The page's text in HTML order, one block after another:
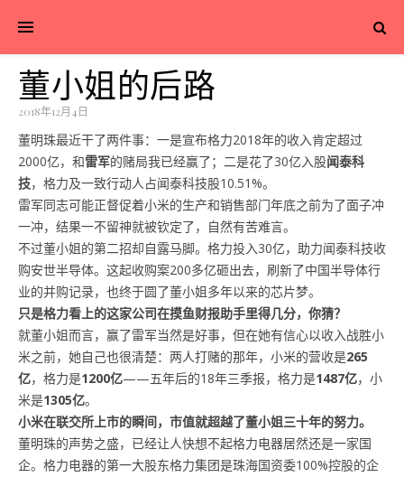
董小姐的后路
2018年12月4日
董明珠最近干了两件事：一是宣布格力2018年的收入肯定超过
2000亿，和雷军的赌局我已经赢了；二是花了30亿入股闻泰科
技，格力及一致行动人占闻泰科技股10.51%。
雷军同志可能正督促着小米的生产和销售部门年底之前为了面子冲
一冲，结果一不留神就被钦定了，自然有苦难言。
不过董小姐的第二招却自露马脚。格力投入30亿，助力闻泰科技收
购安世半导体。这起收购案200多亿砸出去，刷新了中国半导体行
业的并购记录，也终于圆了董小姐多年以来的芯片梦。
只是格力看上的这家公司在摸鱼财报助手里得几分，你猜？
就董小姐而言，赢了雷军当然是好事，但在她有信心以收入战胜小
米之前，她自己也很清楚：两人打赌的那年，小米的营收是265
亿，格力是1200亿——五年后的18年三季报，格力是1487亿，小
米是1305亿。
小米在联交所上市的瞬间，市值就超越了董小姐三十年的努力。
董明珠的声势之盛，已经让人快想不起格力电器居然还是一家国
企。格力电器的第一大股东格力集团是珠海国资委100%控股的企